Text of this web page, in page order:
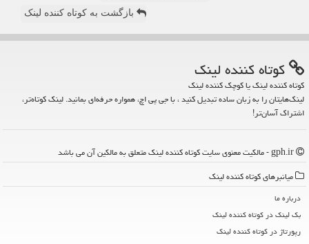
بازگشت به کوتاه کننده لینک
كوتاه كننده لینك
کوتاه کننده لینک یا کوچک کننده لینک
لینک‌هایتان را به زبان ساده تبدیل کنید ، با جی پی اچ، همواره حرفه‌ای بمانید. لینک کوتاه‌تر،
اشتراک آسان‌تر!
میانبرهای كوتاه كننده لینك
درباره ما
بک لینک در كوتاه كننده لینك
رپورتاژ در كوتاه كننده لینك